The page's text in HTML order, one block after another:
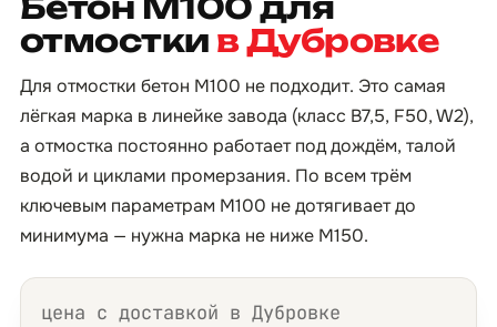
отмостки в Дубровке
Для отмостки бетон М100 не подходит. Это самая
лёгкая марка в линейке завода (класс B7,5, F50, W2),
а отмостка постоянно работает под дождём, талой
водой и циклами промерзания. По всем трём
ключевым параметрам М100 не дотягивает до
минимума — нужна марка не ниже М150.
цена с доставкой в Дубровке